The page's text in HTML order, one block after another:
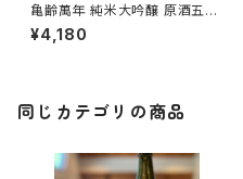
亀齢萬年 純米大吟醸 原酒五拾
袋吊り生 おりがらみ 1800ml１
本（亀齢酒造・広島県東広島市
¥4,180
同じカテゴリの商品